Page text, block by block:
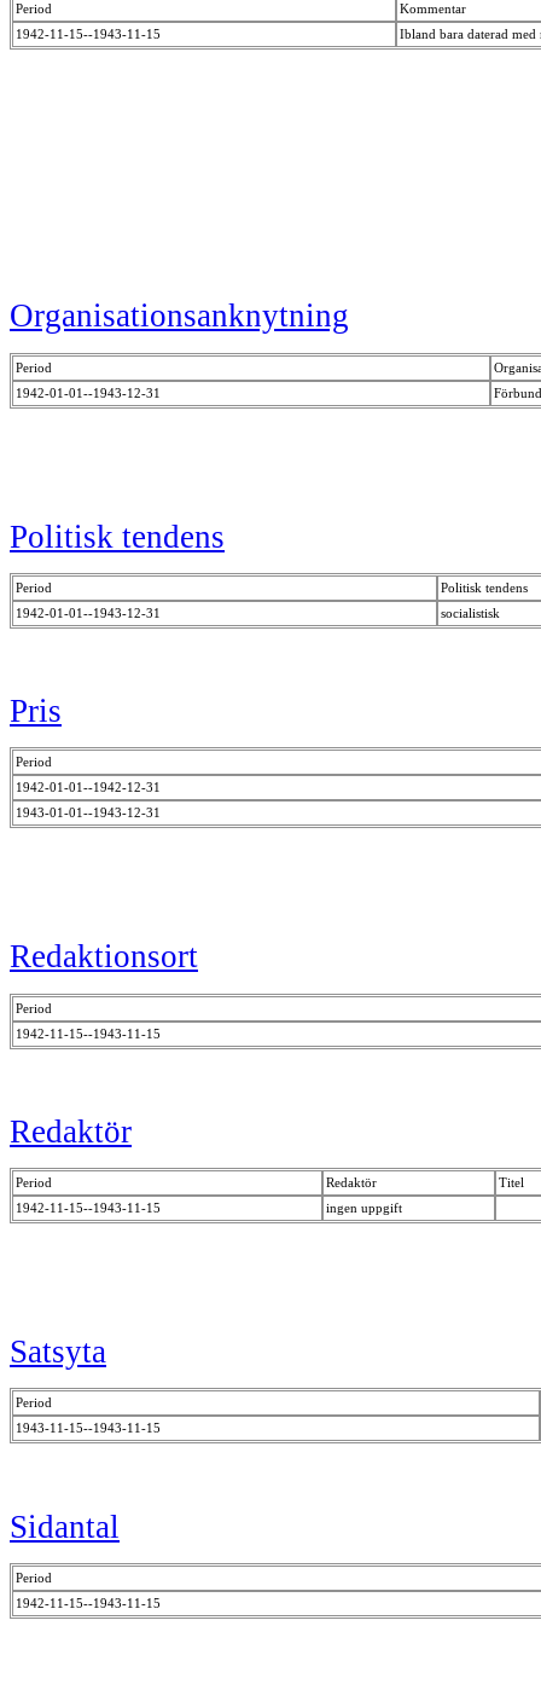
Period
Kommentar
1942-11-15--1943-11-15
Ibland bara daterad
Organisationsanknytning
Period
1942-01-01--1943-12-31
Politisk tendens
Period
Politisk tendens
1942-01-01--1943-12-31
socialistisk
Pris
Period
1942-01-01--1942-12-31
1943-01-01--1943-12-31
Redaktionsort
Period
1942-11-15--1943-11-15
Redaktör
Period Redaktör
Titel
1942-11-15--1943-11-15
ingen uppgift
Satsyta
Period
1943-11-15--1943-11-15
Sidantal
Period
1942-11-15--1943-11-15